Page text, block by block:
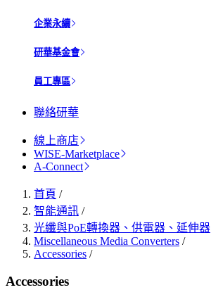
企業永續
研華基金會
員工專區
聯絡研華
線上商店
WISE-Marketplace
A-Connect
首頁 /
智能通訊 /
光纖與PoE轉換器、供電器、延伸器
Miscellaneous Media Converters /
Accessories /
Accessories